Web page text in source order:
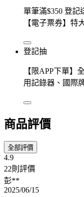
單筆滿$350 登記
【電子票券】特
登記抽
【限APP下單】
用記錄器、國際
商品評價
全部評價
4.9
22則評價
彭**
2025/06/15